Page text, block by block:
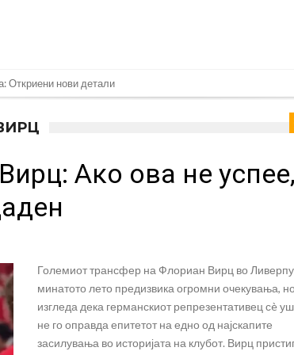
за напад во ноќен клуб – ќе оди на суд!
Родри ќе стане новиот фудбалер на Барселона
во „војна“ поради фудбалер вреден 69 милиони евра!
Барселона?
сè досега го поддржал?
разнесам Меси со четири бомби“
евра, но не го затвора паричникот – ќе има уште
да ја отвори касата, дали има 100.000.000 евра за да
од планетата најдобро покажува кој е и што е Лука Модриќ
Ако ова не успее,
Големиот трансфер на Флориан Вирц во
минатото лето предизвика огромни очекувања, но
изгледа дека германскиот репрезентативец сè
не го оправда епитетот на едно од најскапите
засилувања во историјата на клубот. Вирц